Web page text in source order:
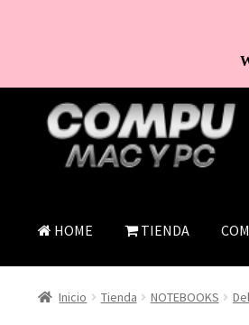
navegación
al
contenido
HOME TIENDA
Inicio Tienda NOTEBOOKS